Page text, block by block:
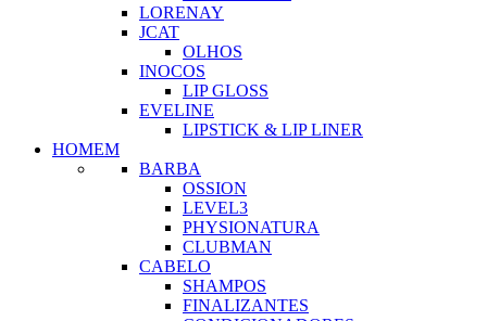
LORENAY
JCAT
OLHOS
INOCOS
LIP GLOSS
EVELINE
LIPSTICK & LIP LINER
HOMEM
BARBA
OSSION
LEVEL3
PHYSIONATURA
CLUBMAN
CABELO
SHAMPOS
FINALIZANTES